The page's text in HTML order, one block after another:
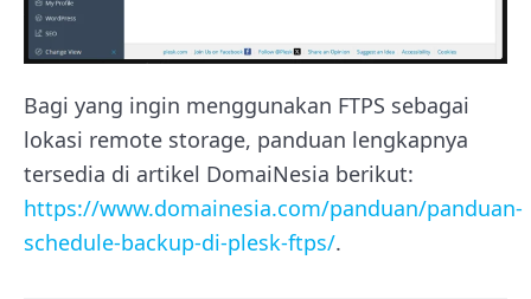
Bagi yang ingin menggunakan FTPS sebagai
lokasi remote storage, panduan lengkapnya
tersedia di artikel DomaiNesia berikut:
https://www.domainesia.com/panduan/panduan-
schedule-backup-di-plesk-ftps/.